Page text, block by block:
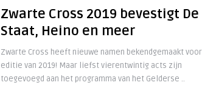
Zwarte Cross 2019 bevestigt De
Staat, Heino en meer
Zwarte Cross heeft nieuwe namen bekendgemaakt
editie van 2019! Maar liefst vierentwintig acts zijn
toegevoegd aan het programma van het Gelderse ..